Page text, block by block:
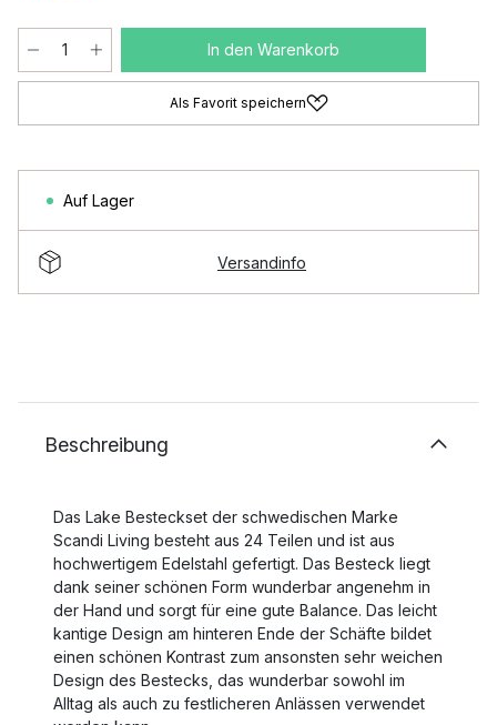
In den Warenkorb
Als Favorit speichern
Auf Lager
Versandinfo
Beschreibung
Das Lake Besteckset der schwedischen Marke
Scandi Living besteht aus 24 Teilen und ist aus
hochwertigem Edelstahl gefertigt. Das Besteck liegt
dank seiner schönen Form wunderbar angenehm in
der Hand und sorgt für eine gute Balance. Das leicht
kantige Design am hinteren Ende der Schäfte bildet
einen schönen Kontrast zum ansonsten sehr weichen
Design des Bestecks, das wunderbar sowohl im
Alltag als auch zu festlicheren Anlässen verwendet